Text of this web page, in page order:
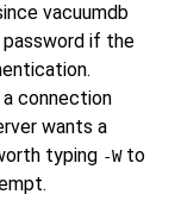
vacuumdb
if the
connection
wants a
typing -Wto